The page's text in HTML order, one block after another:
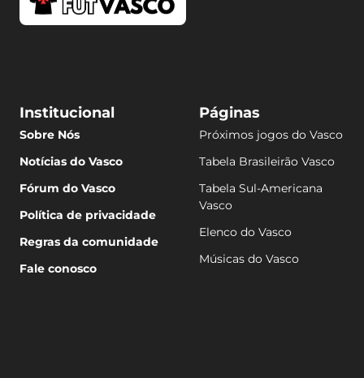
Institucional
Sobre Nós
Notícias do Vasco
Fórum do Vasco
Política de privacidade
Regras da comunidade
Fale conosco
Páginas
Próximos jogos do Vasco
Tabela Brasileirão Vasco
Tabela Sul-Americana
Vasco
Elenco do Vasco
Músicas do Vasco